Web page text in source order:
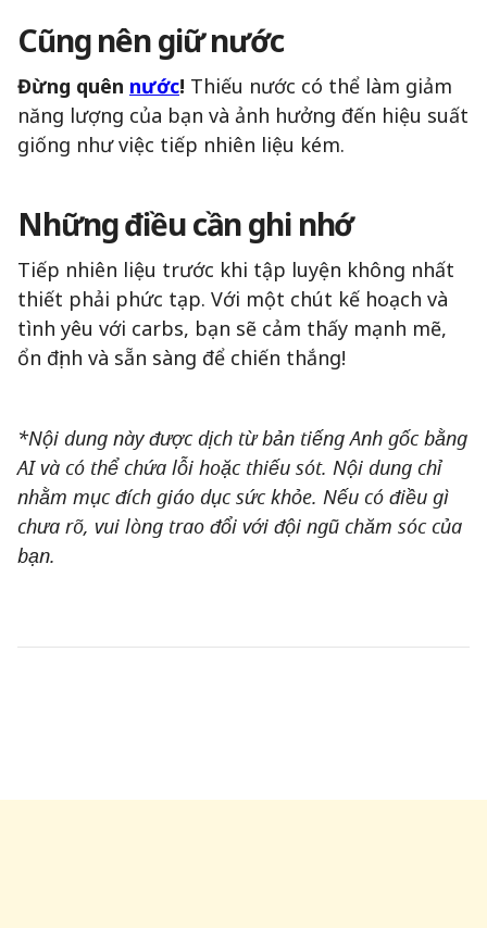
Cũng nên giữ nước
Đừng quên nước! Thiếu nước có thể làm giảm
năng lượng của bạn và ảnh hưởng đến hiệu suất
giống như việc tiếp nhiên liệu kém.
Những điều cần ghi nhớ
Tiếp nhiên liệu trước khi tập luyện không nhất
thiết phải phức tạp. Với một chút kế hoạch và
tình yêu với carbs, bạn sẽ cảm thấy mạnh mẽ,
ổn định và sẵn sàng để chiến thắng!
*Nội dung này được dịch từ bản tiếng Anh gốc bằng
AI và có thể chứa lỗi hoặc thiếu sót. Nội dung chỉ
nhằm mục đích giáo dục sức khỏe. Nếu có điều gì
chưa rõ, vui lòng trao đổi với đội ngũ chăm sóc của
bạn.